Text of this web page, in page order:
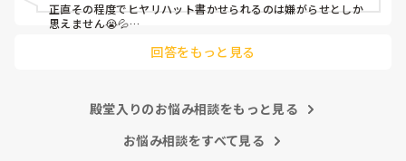
正直その程度でヒヤリハット書かせられるのは嫌がらせとしか
思えません😭💦
回答をもっと見る
殿堂入りのお悩み相談をもっと見る
お悩み相談をすべて見る